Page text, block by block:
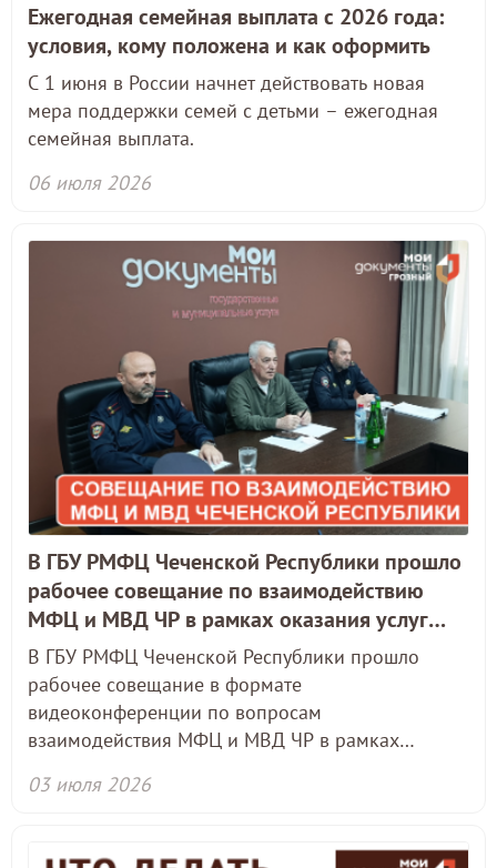
Ежегодная семейная выплата с 2026 года:
условия, кому положена и как оформить
С 1 июня в России начнет действовать новая
мера поддержки семей с детьми – ежегодная
семейная выплата.
06 июля 2026
В ГБУ РМФЦ Чеченской Республики прошло
рабочее совещание по взаимодействию
МФЦ и МВД ЧР в рамках оказания услуг
гражданам
В ГБУ РМФЦ Чеченской Республики прошло
рабочее совещание в формате
видеоконференции по вопросам
взаимодействия МФЦ и МВД ЧР в рамках
03 июля 2026